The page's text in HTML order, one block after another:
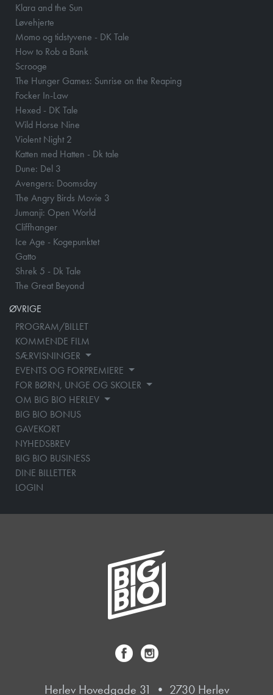
Klara and the Sun
Løvehjerte
Momo og tidstyvene - DK Tale
How to Rob a Bank
Scrooge
The Hunger Games: Sunrise on the Reaping
Focker In-Law
Hexed - DK Tale
Wild Horse Nine
Violent Night 2
Katten med Hatten - Dk tale
Dune: Del 3
Avengers: Doomsday
The Angry Birds Movie 3
Jumanji: Open World
Cliffhanger
Ice Age - Kogepunktet
Gatto
Shrek 5 - Dk Tale
The Great Beyond
ØVRIGE
PROGRAM/BILLET
KOMMENDE FILM
SÆRVISNINGER
EVENTS OG FORPREMIERE
FOR BØRN, UNGE OG SKOLER
OM BIG BIO HERLEV
BIG BIO BONUS
GAVEKORT
NYHEDSBREV
BIG BIO BUSINESS
DINE BILLETTER
LOGIN
Herlev Hovedgade 31 • 2730 Herlev